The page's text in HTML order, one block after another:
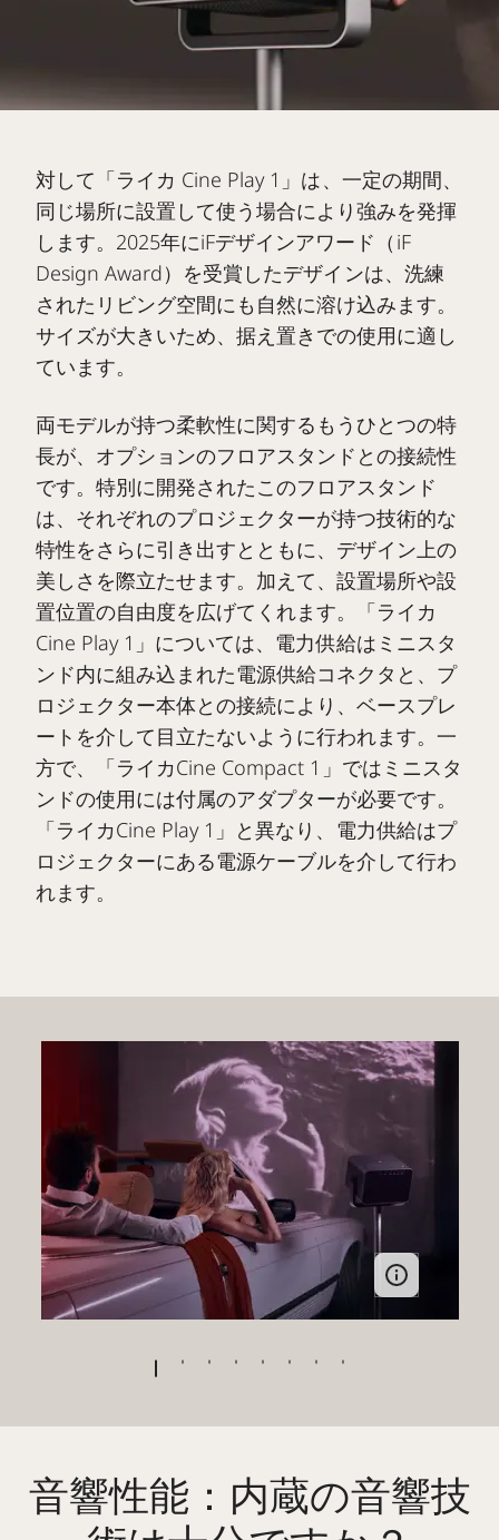
対して「ライカ Cine Play 1」は、一定の期間、
同じ場所に設置して使う場合により強みを発揮
します。2025年にiFデザインアワード（iF
Design Award）を受賞したデザインは、洗練
されたリビング空間にも自然に溶け込みます。
サイズが大きいため、据え置きでの使用に適し
ています。
両モデルが持つ柔軟性に関するもうひとつの特
長が、オプションのフロアスタンドとの接続性
です。特別に開発されたこのフロアスタンド
は、それぞれのプロジェクターが持つ技術的な
特性をさらに引き出すとともに、デザイン上の
美しさを際立たせます。加えて、設置場所や設
置位置の自由度を広げてくれます。「ライカ
Cine Play 1」については、電力供給はミニスタ
ンド内に組み込まれた電源供給コネクタと、プ
ロジェクター本体との接続により、ベースプレ
ートを介して目立たないように行われます。一
方で、「ライカCine Compact 1」ではミニスタ
ンドの使用には付属のアダプターが必要です。
「ライカCine Play 1」と異なり、電力供給はプ
ロジェクターにある電源ケーブルを介して行わ
れます。
音響性能：内蔵の音響技